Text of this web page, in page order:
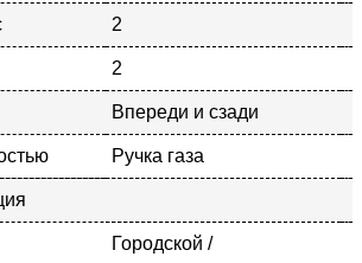
2
2
Впереди и сзади
Ручка газа
Городской /